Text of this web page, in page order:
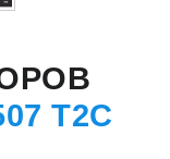
T2C